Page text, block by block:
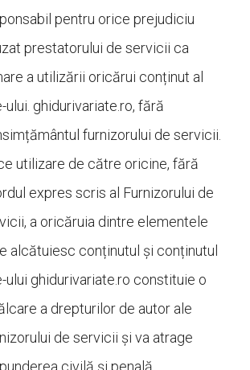
pentru orice prejudiciu
prestatorului de servicii ca
a utilizării oricărui conținut al
ului. ghidurivariate.ro, fără
furnizorului de servicii.
utilizare de către oricine, fără
expres scris al Furnizorului de
a oricăruia dintre elementele
alcătuiesc conținutul și conținutul
ului ghidurivariate.ro constituie o
a drepturilor de autor ale
de servicii și va atrage
civilă și penală.